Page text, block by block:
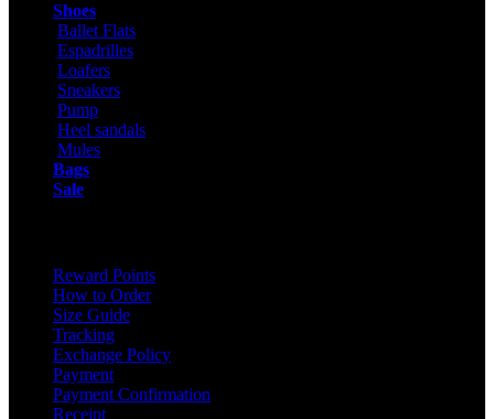
Shoes
Ballet Flats
Espadrilles
Loafers
Sneakers
Pump
Heel sandals
Mules
Bags
Sale
Reward Points
How to Order
Size Guide
Tracking
Exchange Policy
Payment
Payment Confirmation
Receipt